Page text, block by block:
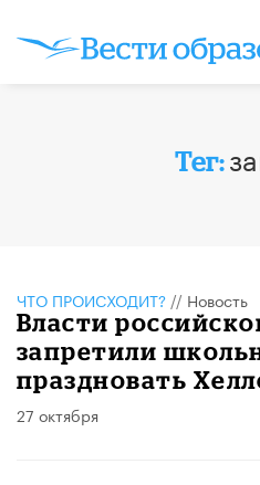
Тег:
ЧТО ПРОИСХОДИТ? // Новость
Власти
запретили
праздновать
27 октября